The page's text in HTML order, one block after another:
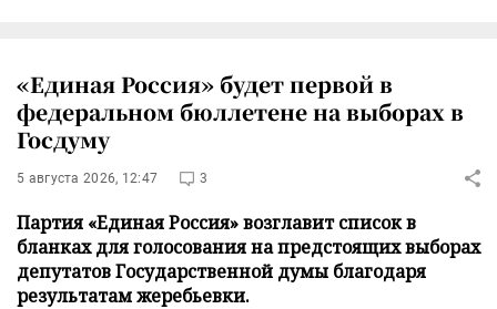
«Единая Россия» будет первой в
федеральном бюллетене на выборах в
Госдуму
5 августа 2026, 12:47 3
Партия «Единая Россия» возглавит список в
бланках для голосования на предстоящих выборах
депутатов Государственной думы благодаря
результатам жеребьевки.